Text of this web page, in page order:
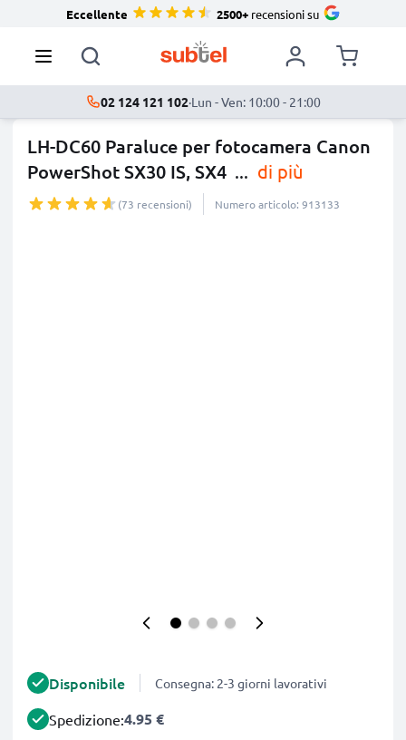
Eccellente 2500+recensioni su
02 124 121 102·Lun - Ven: 10:00 - 21:00
LH-DC60 Paraluce per fotocamera Canon
PowerShot SX30 IS, SX4 ... di più
(73 recensioni) Numero articolo: 913133
Disponibile Consegna: 2-3 giorni lavorativi
Spedizione:4.95 €